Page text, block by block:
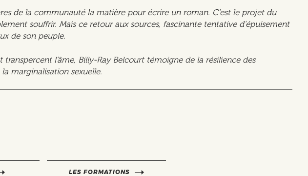
de la communauté la matière pour écrire un roman. C'est le projet du
souffrir. Mais ce retour aux sources, fascinante tentative d'épuisement
de son peuple.
l'âme, Billy-Ray Belcourt témoigne de la résilience des
marginalisation sexuelle.
LES FORMATIONS